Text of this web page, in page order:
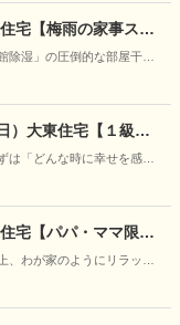
します。
宅【梅雨の家事スト
、ニオイもな
湿」の圧倒的な部屋干し
）大東住宅【１級建
けの『美しい日常』
「どんな時に幸せを感じ
宅【パパ・ママ限
いを貸し切り体験
わが家のようにリラック